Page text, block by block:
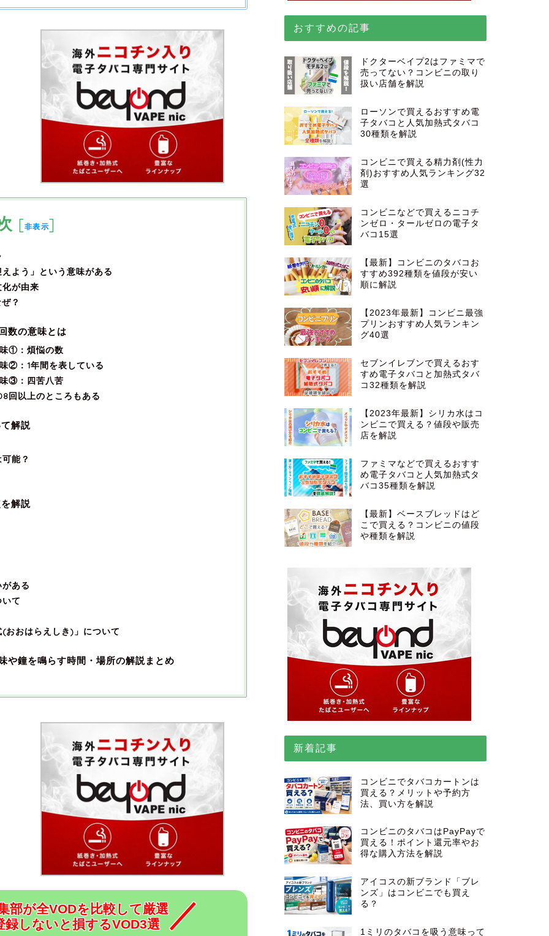
[非表示]
よう」という意味がある
が由来
？
数の意味とは
①：煩悩の数
②：1年間を表している
③：四苦八苦
回以上のところもある
解説
能？
解説
ある
て
おおはらえしき)」について
や鐘を鳴らす時間・場所の解説まとめ
部が全VODを比較して厳選
録しないと損するVOD3選
おすすめの記事
ドクターベイプ2はファミマで
売ってない？コンビニの取り
扱い店舗を解説
ローソンで買えるおすすめ電
子タバコと人気加熱式タバコ
30種類を解説
コンビニで買える精力剤(性力
剤)おすすめ人気ランキング32
選
コンビニなどで買えるニコチ
ンゼロ・タールゼロの電子タ
バコ15選
【最新】コンビニのタバコお
すすめ392種類を値段が安い
順に解説
【2023年最新】コンビニ最強
プリンおすすめ人気ランキン
グ40選
セブンイレブンで買えるおす
すめ電子タバコと加熱式タバ
コ32種類を解説
【2023年最新】シリカ水はコ
ンビニで買える？値段や販売
店を解説
ファミマなどで買えるおすす
め電子タバコと人気加熱式タ
バコ35種類を解説
【最新】ベースブレッドはど
こで買える？コンビニの値段
や種類を解説
新着記事
コンビニでタバコカートンは
買える？メリットや予約方
法、買い方を解説
コンビニのタバコはPayPayで
買える！ポイント還元率やお
得な購入方法を解説
アイコスの新ブランド「ブレ
ンズ」はコンビニでも買え
る？
1ミリのタバコを吸う意味って